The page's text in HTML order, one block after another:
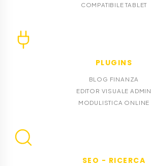
COMPATIBILE TABLET
PLUGINS
BLOG FINANZA
EDITOR VISUALE ADMIN
MODULISTICA ONLINE
SEO - RICERCA